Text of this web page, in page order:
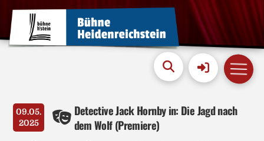
09.05.
2025
Detective Jack Hornby in: Die Jagd nach
dem Wolf (Premiere)